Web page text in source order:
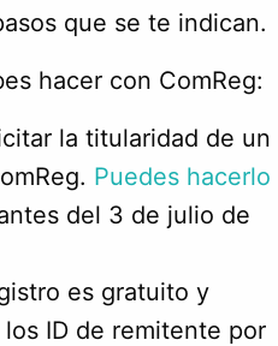
que se te indican.
hacer con ComReg:
la titularidad de un
Puedes hacerlo
del 3 de julio de
es gratuito y
ID de remitente por